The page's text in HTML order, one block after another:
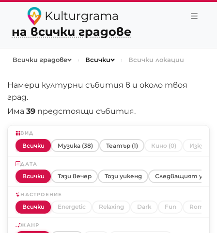
Kulturgrama
на всички градове
Всички градове › Всички › Всички локации
Намери културни събития в и около твоя
град.
Има 39 предстоящи събития.
ВИД
Всички Музика (38) Театър (1) Кино (0)
ДАТА
Всички Тази вечер Този уикенд Следващият
НАСТРОЕНИЕ
Всички Energetic Relaxing Dark Fun
ЖАНР